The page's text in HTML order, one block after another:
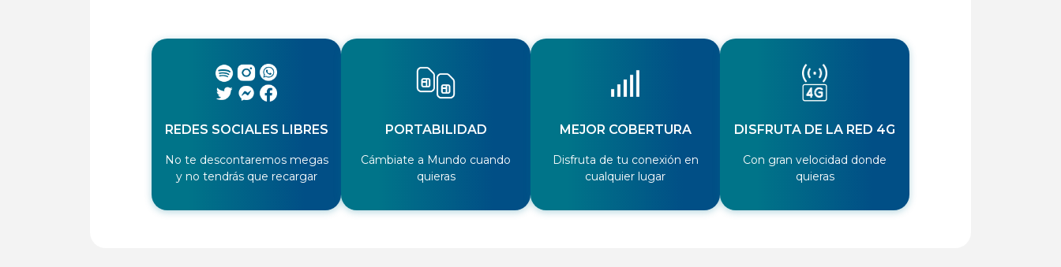
REDES SOCIALES LIBRES
No te descontaremos megas
y no tendrás que recargar
PORTABILIDAD
Cámbiate a Mundo cuando
quieras
MEJOR COBERTURA
Disfruta de tu conexión en
cualquier lugar
DISFRUTA DE LA RED 4G
Con gran velocidad donde
quieras